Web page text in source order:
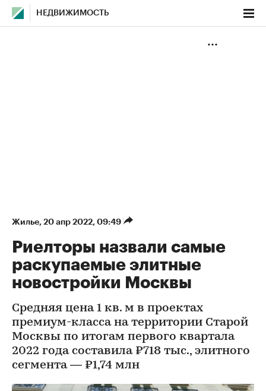
НЕДВИЖИМОСТЬ
Жилье⁠, 20 апр 2022, 09:49
Риелторы назвали самые
раскупаемые элитные
новостройки Москвы
Средняя цена 1 кв. м в проектах
премиум-класса на территории Старой
Москвы по итогам первого квартала
2022 года составила ₽718 тыс., элитного
сегмента — ₽1,74 млн